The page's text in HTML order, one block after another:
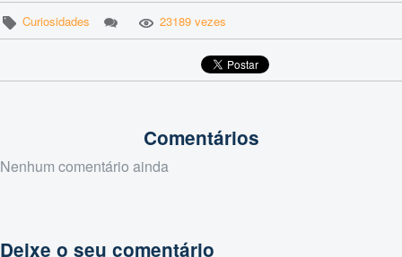
Curiosidades 23189 vezes
Comentários
Nenhum comentário ainda
Deixe o seu comentário